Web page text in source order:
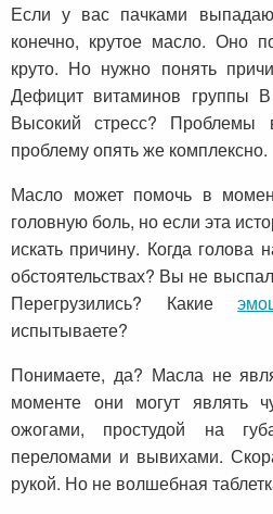
Если у вас пачками
конечно, крутое масло. Оно
круто. Но нужно понять
Дефицит витаминов группы
Высокий стресс? Проблемы
проблему опять же комплексно.
Масло может помочь в
головную боль, но если эта
искать причину. Когда голова
обстоятельствах? Вы не
Перегрузились? Какие
испытываете?
Понимаете, да? Масла не
моменте они могут являть
ожогами, простудой на
переломами и вывихами.
рукой. Но не волшебная